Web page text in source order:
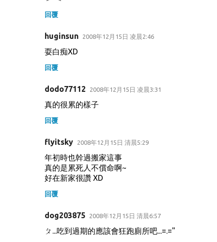
回覆
huginsun 2008年12月15日 凌晨2:46
耍白痴XD
回覆
dodo77112 2008年12月15日 凌晨3:31
真的很累的樣子
回覆
flyitsky 2008年12月15日 清晨5:29
年初時也幹過搬家這事
真的是累死人不償命啊~
好在新家很讚 XD
回覆
dog203875 2008年12月15日 清晨6:57
ㄆ...吃到過期的應該會狂跑廁所吧...=.="